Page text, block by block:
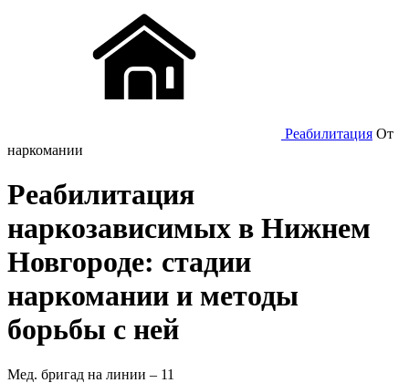
Реабилитация От
наркомании
Реабилитация
наркозависимых в Нижнем
Новгороде: стадии
наркомании и методы
борьбы с ней
Мед. бригад на линии – 11